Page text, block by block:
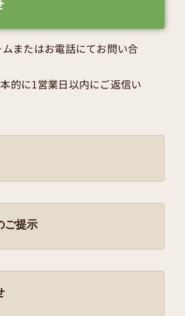
またはお電話にてお問い合
的に1営業日以内にご返信い
ご提示